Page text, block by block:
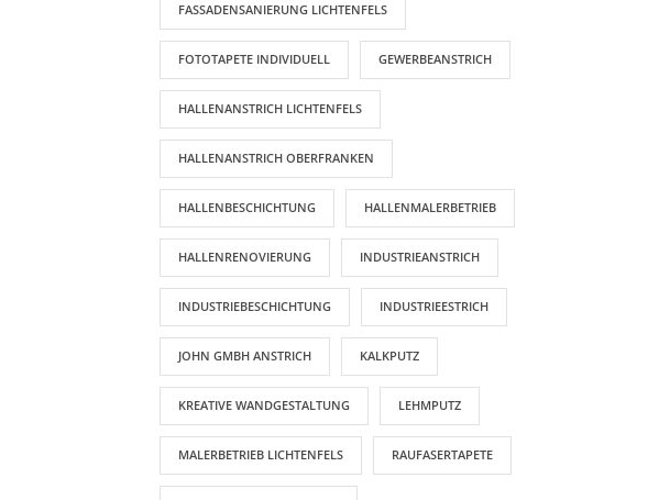
FASSADENSANIERUNG LICHTENFELS
FOTOTAPETE INDIVIDUELL GEWERBEANSTRICH
HALLENANSTRICH LICHTENFELS
HALLENANSTRICH OBERFRANKEN
HALLENBESCHICHTUNG HALLENMALERBETRIEB
HALLENRENOVIERUNG INDUSTRIEANSTRICH
INDUSTRIEBESCHICHTUNG INDUSTRIEESTRICH
JOHN GMBH ANSTRICH KALKPUTZ
KREATIVE WANDGESTALTUNG LEHMPUTZ
MALERBETRIEB LICHTENFELS RAUFASERTAPETE
AKTUELLE BEITRÄGE